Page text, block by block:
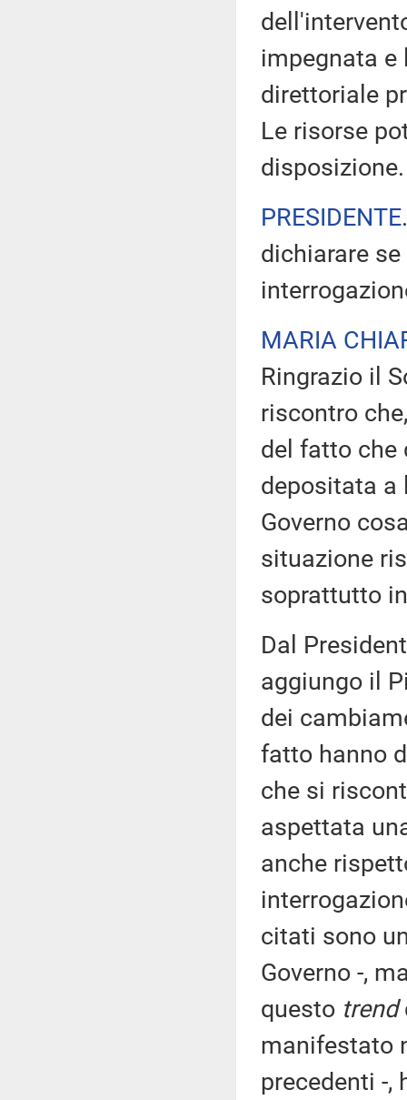
impegnata
direttoriale
Le risorse
disposizione.
PRESIDENTE
dichiarare
MARIA
Ringrazio il
riscontro
del fatto che
depositata a
Governo
situazione
soprattutto
Dal
aggiungo il
dei
fatto hanno
che si
aspettata
anche
citati sono
Governo -,
questo trend
manifestato
precedenti -,